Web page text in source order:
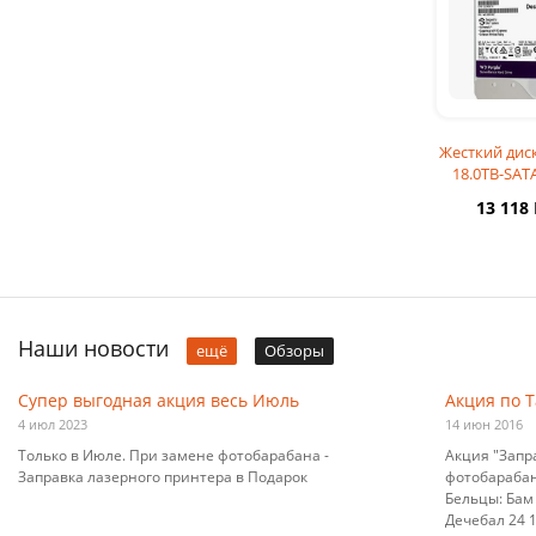
Жесткий
18.0TB-
Pro
13 118
Наши новости ещё Обзоры
Супер выгодная акция весь Июль
4 июл 2023
Только в Июле. При замене фотобарабана -
Заправка лазерного принтера в Подарок
Акция по
14 июн 2016
Акция
Бельцы: Бам
Дечебал 24